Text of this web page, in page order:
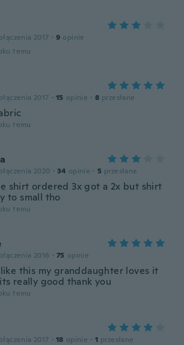
2017 · 9 opinie
temu
2017 · 15 opinie · 8 przesłane
temu
2020 · 34 opinie · 5 przesłane
shirt ordered 3x got a 2x but shirt
to small tho
temu
2016 · 75 opinie
this my granddaughter loves it
really good thank you
temu
2017 · 18 opinie · 1 przesłane